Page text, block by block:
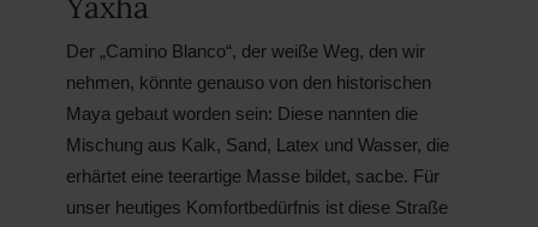
Der „Camino Blanco“, der weiße Weg, den wir
nehmen, könnte genauso von den historischen
Maya gebaut worden sein: Diese nannten die
Mischung aus Kalk, Sand, Latex und Wasser, die
erhärtet eine teerartige Masse bildet, sacbe. Für
unser heutiges Komfortbedürfnis ist diese Straße